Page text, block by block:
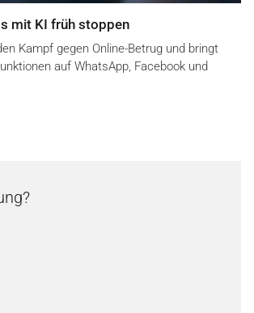
mit KI früh stoppen
Kampf gegen Online-Betrug und bringt
auf WhatsApp, Facebook und